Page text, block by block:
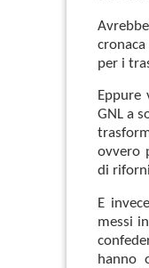
per i
Eppure
GNL a
ovvero
di
E
messi
hanno